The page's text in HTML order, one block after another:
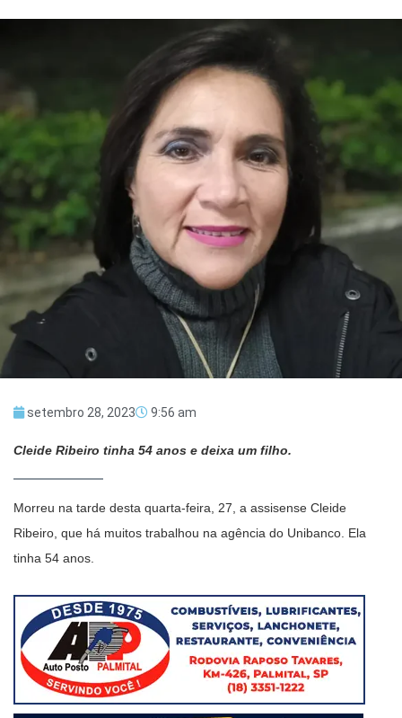
setembro 28, 2023 9:56 am
Cleide Ribeiro tinha 54 anos e deixa um filho.
Morreu na tarde desta quarta-feira, 27, a assisense Cleide
Ribeiro, que há muitos trabalhou na agência do Unibanco. Ela
tinha 54 anos.